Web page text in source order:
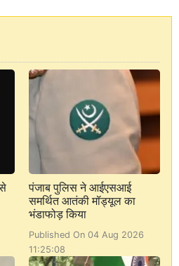
पंजाब पुलिस ने आईएसआई
समर्थित आतंकी मॉड्यूल का
भंडाफोड़ किया
Published On 04 Aug 2026
11:25:08